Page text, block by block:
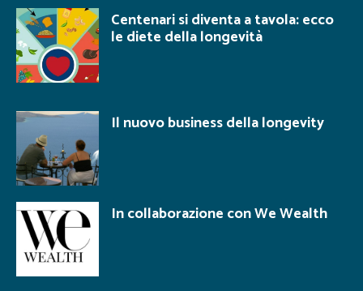
Centenari si diventa a tavola: ecco
le diete della longevità
Il nuovo business della longevity
In collaborazione con We Wealth